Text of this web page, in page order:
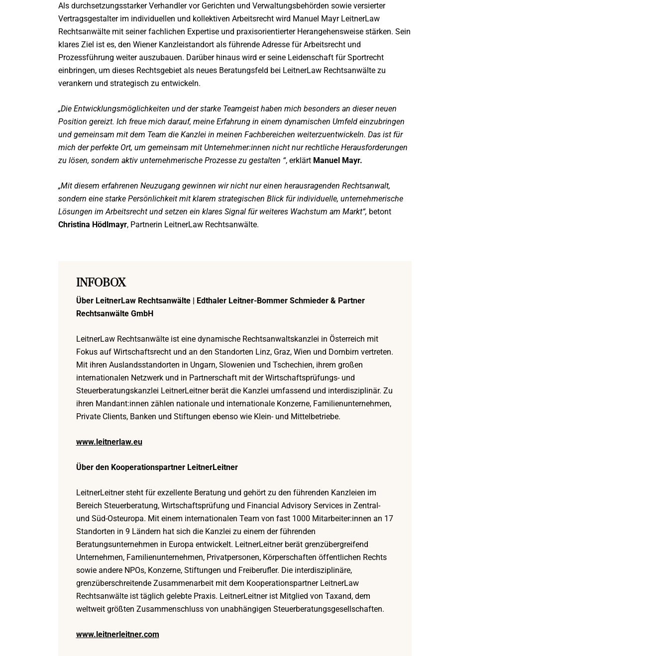
Als durchsetzungsstarker Verhandler vor Gerichten und Verwaltungsbehörden sowie versierter
Vertragsgestalter im individuellen und kollektiven Arbeitsrecht wird Manuel Mayr LeitnerLaw
Rechtsanwälte mit seiner fachlichen Expertise und praxisorientierter Herangehensweise stärken. Sein
klares Ziel ist es, den Wiener Kanzleistandort als führende Adresse für Arbeitsrecht und
Prozessführung weiter auszubauen. Darüber hinaus wird er seine Leidenschaft für Sportrecht
einbringen, um dieses Rechtsgebiet als neues Beratungsfeld bei LeitnerLaw Rechtsanwälte zu
verankern und strategisch zu entwickeln.
„Die Entwicklungsmöglichkeiten und der starke Teamgeist haben mich besonders an dieser neuen
Position gereizt. Ich freue mich darauf, meine Erfahrung in einem dynamischen Umfeld einzubringen
und gemeinsam mit dem Team die Kanzlei in meinen Fachbereichen weiterzuentwickeln. Das ist für
mich der perfekte Ort, um gemeinsam mit Unternehmer:innen nicht nur rechtliche Herausforderungen
zu lösen, sondern aktiv unternehmerische Prozesse zu gestalten “, erklärt Manuel Mayr.
„Mit diesem erfahrenen Neuzugang gewinnen wir nicht nur einen herausragenden Rechtsanwalt,
sondern eine starke Persönlichkeit mit klarem strategischen Blick für individuelle, unternehmerische
Lösungen im Arbeitsrecht und setzen ein klares Signal für weiteres Wachstum am Markt“, betont
Christina Hödlmayr, Partnerin LeitnerLaw Rechtsanwälte.
INFOBOX
Über LeitnerLaw Rechtsanwälte | Edthaler Leitner-Bommer Schmieder & Partner
Rechtsanwälte GmbH
LeitnerLaw Rechtsanwälte ist eine dynamische Rechtsanwaltskanzlei in Österreich mit
Fokus auf Wirtschaftsrecht und an den Standorten Linz, Graz, Wien und Dornbirn vertreten.
Mit ihren Auslandsstandorten in Ungarn, Slowenien und Tschechien, ihrem großen
internationalen Netzwerk und in Partnerschaft mit der Wirtschaftsprüfungs- und
Steuerberatungskanzlei LeitnerLeitner berät die Kanzlei umfassend und interdisziplinär. Zu
ihren Mandant:innen zählen nationale und internationale Konzerne, Familienunternehmen,
Private Clients, Banken und Stiftungen ebenso wie Klein- und Mittelbetriebe.
www.leitnerlaw.eu
Über den Kooperationspartner LeitnerLeitner
LeitnerLeitner steht für exzellente Beratung und gehört zu den führenden Kanzleien im
Bereich Steuerberatung, Wirtschaftsprüfung und Financial Advisory Services in Zentral-
und Süd-Osteuropa. Mit einem internationalen Team von fast 1000 Mitarbeiter:innen an 17
Standorten in 9 Ländern hat sich die Kanzlei zu einem der führenden
Beratungsunternehmen in Europa entwickelt. LeitnerLeitner berät grenzübergreifend
Unternehmen, Familienunternehmen, Privatpersonen, Körperschaften öffentlichen Rechts
sowie andere NPOs, Konzerne, Stiftungen und Freiberufler. Die interdisziplinäre,
grenzüberschreitende Zusammenarbeit mit dem Kooperationspartner LeitnerLaw
Rechtsanwälte ist täglich gelebte Praxis. LeitnerLeitner ist Mitglied von Taxand, dem
weltweit größten Zusammenschluss von unabhängigen Steuerberatungsgesellschaften.
www.leitnerleitner.com